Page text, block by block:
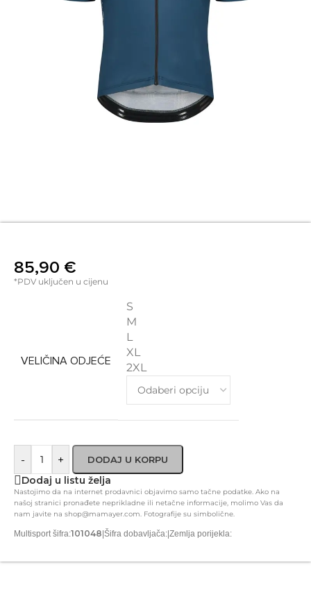
85,90 €
*PDV uključen u cijenu
VELIČINA ODJEĆE
S
M
L
XL
2XL
- + DODAJ U KORPU
Dodaj u listu želja
Nastojimo da na internet prodavnici objavimo samo tačne podatke. Ako na
našoj stranici pronađete neprikladne ili netačne informacije, molimo Vas da
nam javite na shop@mamayer.com. Fotografije su simbolične.
Multisport šifra:101048 Šifra dobavljača: Zemlja porijekla: